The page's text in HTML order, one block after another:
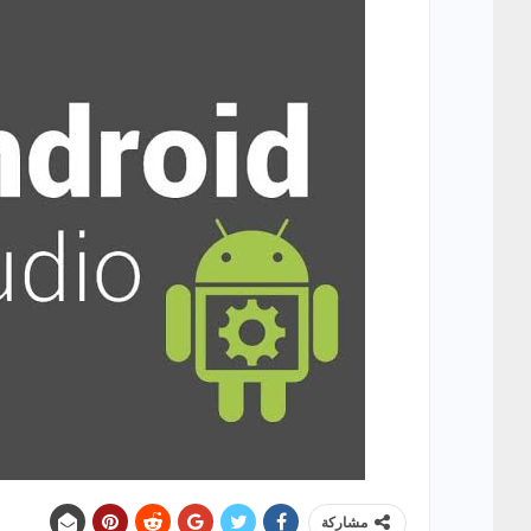
مشاركة